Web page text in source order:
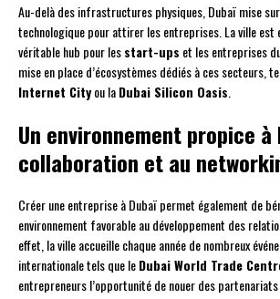
Au-delà des infrastructures physiques, Dubaï mise sur
technologique pour attirer les entreprises. La ville est
véritable hub pour lesstart-ups et les entreprises
mise en place d’écosystèmes dédiés à ces secteurs,
Internet Cityou laDubai Silicon Oasis
Un environnement propice à
collaboration et au
Créer une entreprise à Dubaï permet également de
environnement favorable au développement des
effet, la ville accueille chaque année de nombreux
internationale tels que leDubai World Trade
entrepreneurs l’opportunité de nouer des